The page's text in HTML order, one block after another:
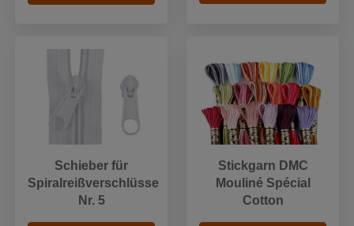
Schieber für
Spiralreißverschlüsse
Nr. 5
Stickgarn DMC
Mouliné Spécial
Cotton